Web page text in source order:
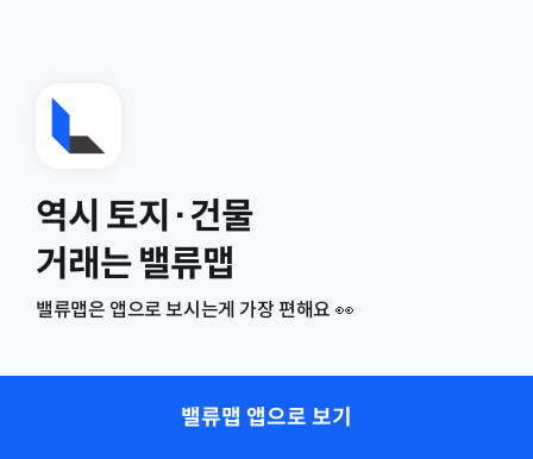
역시 토지·건물
거래는 밸류맵
밸류맵은 앱으로 보시는게 가장 편해요 👀
밸류맵 앱으로 보기